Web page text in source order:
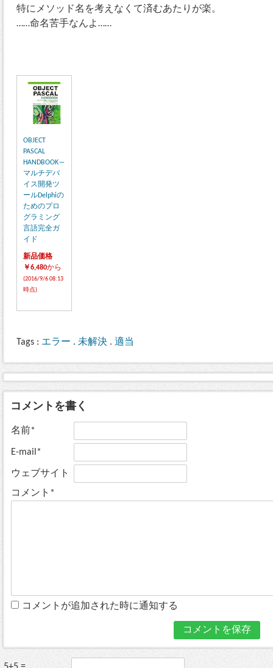
特にメソッド名を考えなくて済むあたりが楽。
……命名苦手なんよ……
OBJECT
PASCAL
HANDBOOK―
マルチデバ
イス開発ツ
ールDelphiの
ためのプロ
グラミング
言語完全ガ
イド
新品価格
￥6,480から
(2016/9/6 08:13
時点)
Tags : エラー . 未解決 . 適当
コメントを書く
名前*
E-mail*
ウェブサイト
コメント*
コメントが追加された時に通知する